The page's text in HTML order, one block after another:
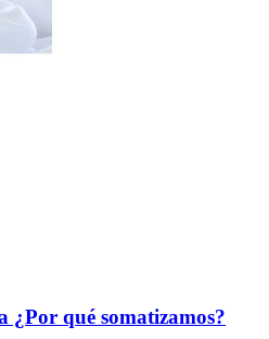
¿Por qué somatizamos?